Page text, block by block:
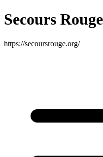
Secours Rouge
https://secoursrouge.org/